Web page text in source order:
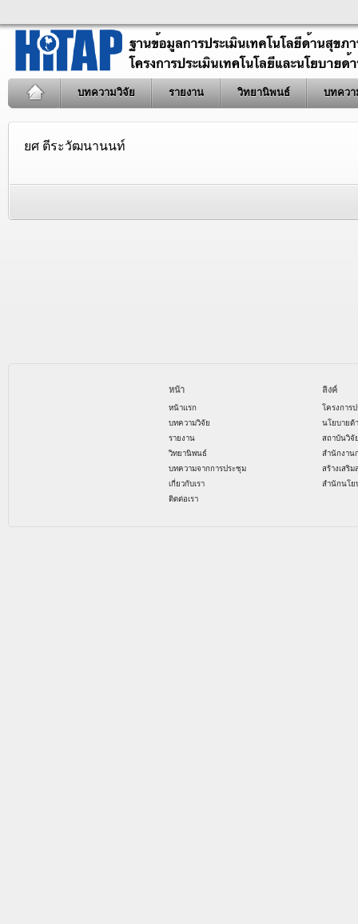
บทความวิจัย รายงาน วิทยานิพนธ์ บทควา
ยศ ตีระวัฒนานนท์
หน้า
หน้าแรก
บทความวิจัย
รายงาน
วิทยานิพนธ์
บทความจากการประชุม
เกี่ยวกับเรา
ติดต่อเรา
ลิงค์
โครงการ
นโยบายด้
สถาบันวิจั
สำนักงาน
สร้างเสริ
สำนักนโย